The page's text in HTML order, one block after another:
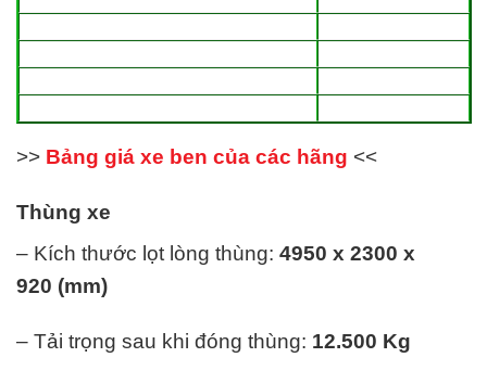
>> Bảng giá xe ben của các hãng <<
Thùng xe
– Kích thước lọt lòng thùng: 4950 x 2300 x
920 (mm)
– Tải trọng sau khi đóng thùng: 12.500 Kg